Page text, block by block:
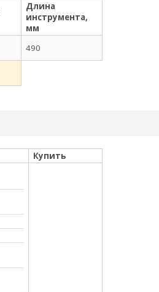
Длина
инструмента,
мм
490
Купить